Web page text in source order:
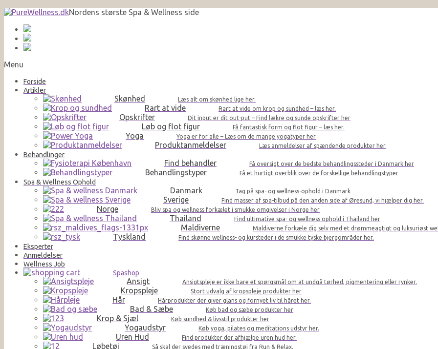
Nordens største Spa & Wellness side
Menu
Forside
Artikler
Skønhed Læs alt om skønhed lige her.
Rart at vide Rart at vide om krop og sundhed – læs her.
Opskrifter Dit input er dit out-put – Find lækre og sunde opskrifter her
Løb og flot figur Få fantastisk form og flot figur – læs her.
Yoga Yoga er for alle – Læs om de mange yogatyper her
Produktanmeldelser Læs anmeldelser af spændende produkter her
Behandlinger
Find behandler Få oversigt over de bedste behandlingssteder i Danmark her
Behandlingstyper Få et hurtigt overblik over de forskellige behandlingstyper
Spa & Wellness Ophold
Danmark Tag på spa- og wellness-ophold i Danmark
Sverige Find masser af spa-tilbud på den anden side af Øresund, vi hjælper dig her.
Norge Bliv spa og wellness forkælet i smukke omgivelser i Norge her
Thailand Find ultimative spa- og wellness ophold i Thailand her
Maldiverne Maldiverne forkæle dig selv med et drømmeagtigt og luksuriøst
Tyskland Find skønne wellness- og kursteder i de smukke tyske bjergområder her.
Eksperter
Anmeldelser
Wellness Job
Spashop
Ansigt Ansigtspleje er ikke bare et spørgsmål om at undgå tørhed, pigmentering eller rynker.
Kropspleje Stort udvalg af kropspleje produkter her
Hår Hårprodukter der giver glans og fornyet liv til håret her.
Bad & Sæbe Køb bad og sæbe produkter her
Krop & Sjæl Køb sundhed & livsstil produkter her
Yogaudstyr Køb yoga, pilates og meditations udstyr her.
Uren Hud Find produkter der afhjælpe uren hud her.
Løbetøj Så skal der svedes med træningstøj fra Run & Relax.